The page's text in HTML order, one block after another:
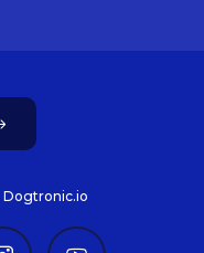
Dogtronic.io